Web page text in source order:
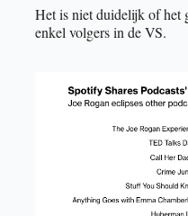
Het is niet duidelijk of het
enkel volgers in de VS.